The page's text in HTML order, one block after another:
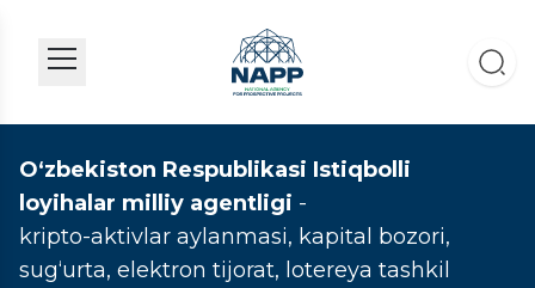
O‘zbekiston Respublikasi Istiqbolli
loyihalar milliy agentligi -
kripto-aktivlar aylanmasi, kapital bozori,
sug‘urta, elektron tijorat, lotereya tashkil